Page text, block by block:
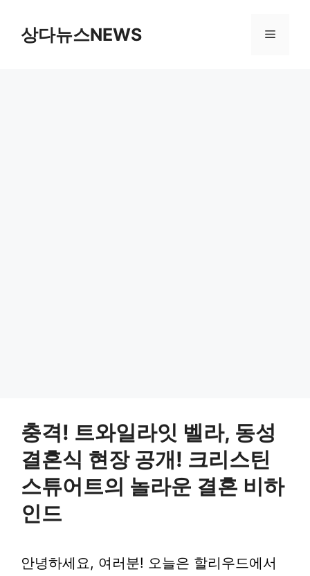
상다뉴스NEWS 메
충격! 트와일라잇 벨라, 동성
결혼식 현장 공개! 크리스틴
스튜어트의 놀라운 결혼 비하
인드
안녕하세요, 여러분! 오늘은 할리우드에서